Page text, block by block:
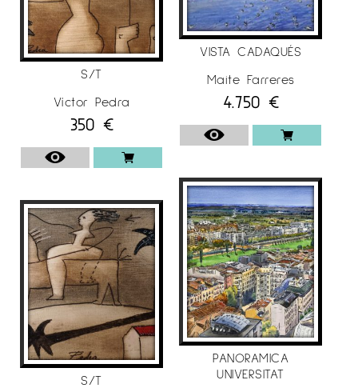
S/T
Víctor Pedra
350 €
S/T
VISTA CADAQUÉS
Maite Farreres
4.750 €
PANORAMICA
UNIVERSITAT